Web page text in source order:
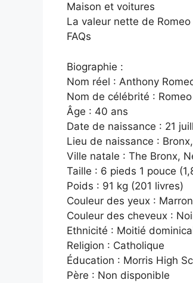
Maison et voitures
La valeur nette de Romeo
FAQs
Biographie :
Nom réel : Anthony
Nom de célébrité :
Âge : 40 ans
Date de naissance : 21
Lieu de naissance :
Ville natale : The Bronx,
Taille : 6 pieds 1 pouce
Poids : 91 kg (201 livres)
Couleur des yeux :
Couleur des cheveux :
Ethnicité : Moitié
Religion : Catholique
Éducation : Morris High
Père : Non disponible